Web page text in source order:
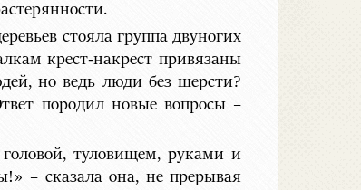
стояла группа двуногих
крест-накрест привязаны
но ведь люди без шерсти?
породил новые вопросы –
туловищем, руками и
– сказала она, не прерывая